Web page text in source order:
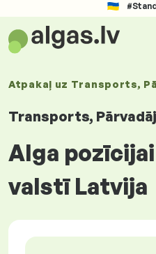
Atpakaļ uz Transports,
Transports,
Alga
valstī Latvija